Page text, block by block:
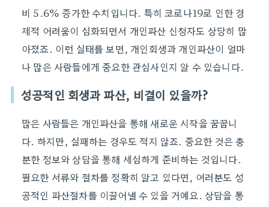
비 5.6% 증가한 수치입니다. 특히 코로나19로 인한 경
제적 어려움이 심화되면서 개인파산 신청자도 상당히 많
아졌죠. 이런 실태를 보면, 개인회생과 개인파산이 얼마
나 많은 사람들에게 중요한 관심사인지 알 수 있습니다.
성공적인 회생과 파산, 비결이 있을까?
많은 사람들은 개인파산을 통해 새로운 시작을 꿈꿉니
다. 하지만, 실패하는 경우도 적지 않죠. 중요한 것은 충
분한 정보와 상담을 통해 세심하게 준비하는 것입니다.
필요한 서류와 절차를 정확히 알고 있다면, 여러분도 성
공적인 파산절차를 이끌어낼 수 있을 거예요. 상담을 통